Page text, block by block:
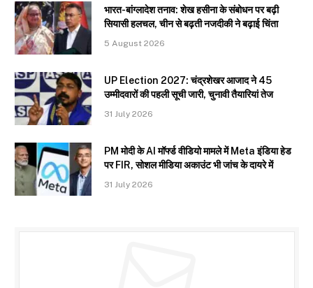
भारत-बांग्लादेश तनाव: शेख हसीना के संबोधन पर बढ़ी
सियासी हलचल, चीन से बढ़ती नजदीकी ने बढ़ाई चिंता
5 August 2026
UP Election 2027: चंद्रशेखर आजाद ने 45
उम्मीदवारों की पहली सूची जारी, चुनावी तैयारियां तेज
31 July 2026
PM मोदी के AI मॉर्फ्ड वीडियो मामले में Meta इंडिया हेड
पर FIR, सोशल मीडिया अकाउंट भी जांच के दायरे में
31 July 2026